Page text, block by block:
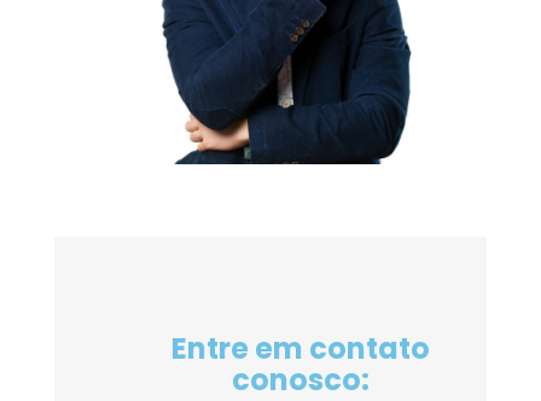
Entre em contato
conosco: